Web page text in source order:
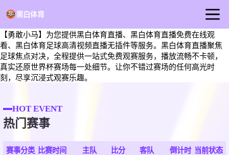
首页
足球直播
篮球直播
足球新闻
【勇敢小马】为您提供黑白体育直播、黑白体育直播免费在线观
看、黑白体育足球高清视频直播无插件等服务。黑白体育直播聚焦
足球焦点对决，全程提供一站式免费观赛服务，播放流畅不卡顿，
真实还原世界杯赛场每一处细节。让你不错过赛场的任何高光时
刻，尽享沉浸式观赛乐趣。
HOT EVENT
热门赛事
赛事分类 比赛时间 主队 比分 客队 倒计时 当前状态